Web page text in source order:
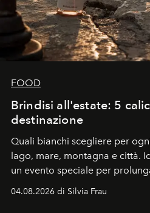
FOOD
Brindisi all'estate: 5
destinazione
Quali bianchi scegliere per
lago, mare, montagna e città.
un evento speciale per
04.08.2026 di Silvia Frau